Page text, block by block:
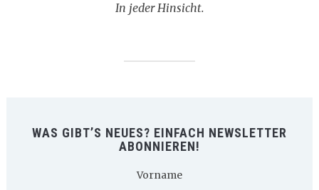
In jeder Hinsicht.
WAS GIBT’S NEUES? EINFACH NEWSLETTER
ABONNIEREN!
Vorname